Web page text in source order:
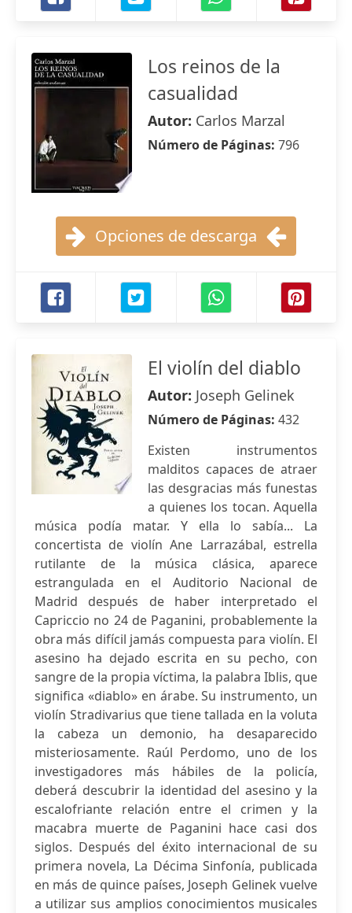
Los reinos de la
casualidad
Autor: Carlos Marzal
Número de Páginas: 796
Opciones de descarga
El violín del diablo
Autor: Joseph Gelinek
Número de Páginas: 432
Existen instrumentos
malditos capaces de atraer
las desgracias más funestas
a quienes los tocan. Aquella
música podía matar. Y ella lo sabía... La
concertista de violín Ane Larrazábal, estrella
rutilante de la música clásica, aparece
estrangulada en el Auditorio Nacional de
Madrid después de haber interpretado el
Capriccio no 24 de Paganini, probablemente la
obra más difícil jamás compuesta para violín. El
asesino ha dejado escrita en su pecho, con
sangre de la propia víctima, la palabra Iblis, que
significa «diablo» en árabe. Su instrumento, un
violín Stradivarius que tiene tallada en la voluta
la cabeza un demonio, ha desaparecido
misteriosamente. Raúl Perdomo, uno de los
investigadores más hábiles de la policía,
deberá descubrir la identidad del asesino y la
escalofriante relación entre el crimen y la
macabra muerte de Paganini hace casi dos
siglos. Después del éxito internacional de su
primera novela, La Décima Sinfonía, publicada
en más de quince países, Joseph Gelinek vuelve
a utilizar sus amplios conocimientos musicales